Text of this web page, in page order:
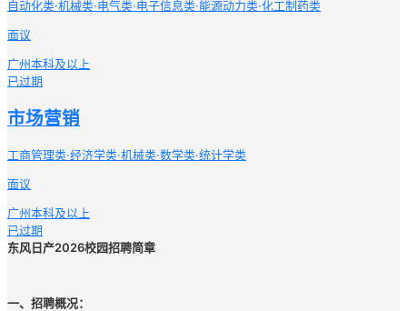
自动化类·机械类·电气类·电子信息类·能源动力类·化工制药类
面议
广州本科及以上
已过期
市场营销
工商管理类·经济学类·机械类·数学类·统计学类
面议
广州本科及以上
已过期
东风日产2026校园招聘简章
一、 招聘概况：